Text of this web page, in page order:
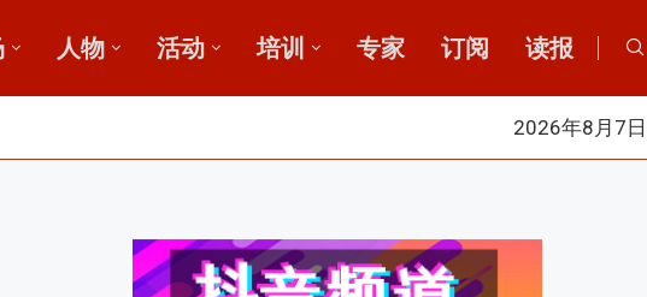
人物 活动 培训 专家 订阅 读报
2026年8月7日